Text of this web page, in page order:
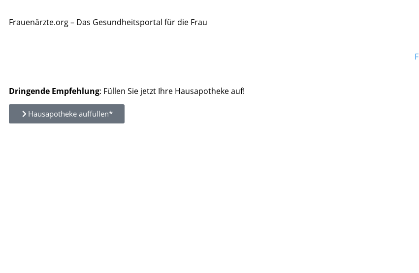
Frauenärzte.org – Das Gesundheitsportal für die Frau
Dringende Empfehlung: Füllen Sie jetzt Ihre Hausapotheke auf!
Hausapotheke auffüllen*